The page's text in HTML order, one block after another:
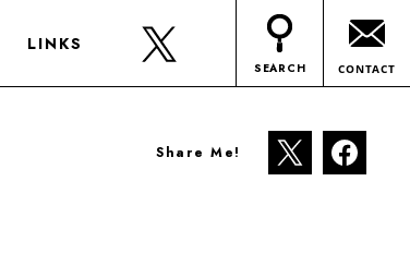
LINKS
SEARCH CONTACT
Share Me!